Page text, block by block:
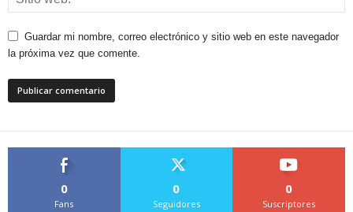
Guardar mi nombre, correo electrónico y sitio web en este navegador
la próxima vez que comente.
0
Fans
0
Seguidores
0
Suscriptores